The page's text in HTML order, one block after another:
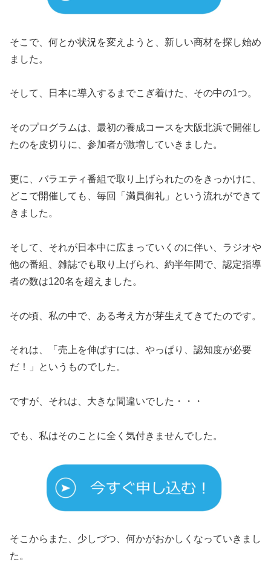
そこで、何とか状況を変えようと、新しい商材を探し始め
ました。
そして、日本に導入するまでこぎ着けた、その中の1つ。
そのプログラムは、最初の養成コースを大阪北浜で開催し
たのを皮切りに、参加者が激増していきました。
更に、バラエティ番組で取り上げられたのをきっかけに、
どこで開催しても、毎回「満員御礼」という流れができて
きました。
そして、それが日本中に広まっていくのに伴い、ラジオや
他の番組、雑誌でも取り上げられ、約半年間で、認定指導
者の数は120名を超えました。
その頃、私の中で、ある考え方が芽生えてきてたのです。
それは、「売上を伸ばすには、やっぱり、認知度が必要
だ！」というものでした。
ですが、それは、大きな間違いでした・・・
でも、私はそのことに全く気付きませんでした。
そこからまた、少しづつ、何かがおかしくなっていきまし
た。